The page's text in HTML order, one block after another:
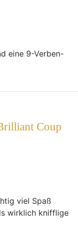
eine 9-Verben-
Coup
viel Spaß
wirklich knifflige